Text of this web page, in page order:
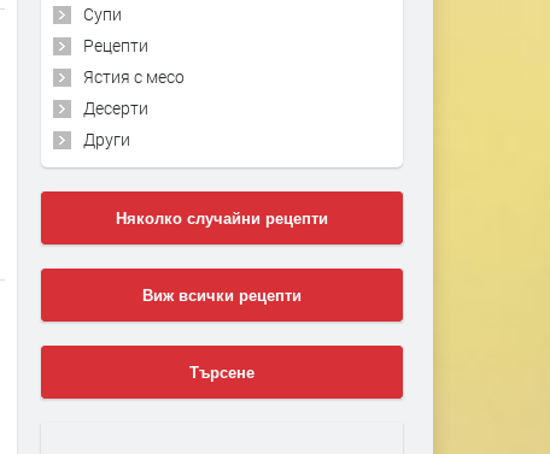
Супи
Рецепти
Ястия с месо
Десерти
Други
Няколко случайни рецепти
Виж всички рецепти
Търсене